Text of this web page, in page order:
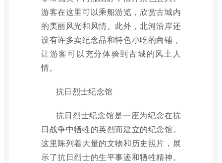
游客在这里可以乘船游览，欣赏古城内
的美丽风光和风情。此外，北河沿岸还
设有许多卖纪念品和特色小吃的商铺，
让游客可以充分体验到古城的风土人
情。
抗日烈士纪念馆
抗日烈士纪念馆是一座为纪念在抗
日战争中牺牲的英烈而建立的纪念馆。
这里陈列着大量的文物和历史照片，展
示了抗日烈士的生平事迹和牺牲精神。